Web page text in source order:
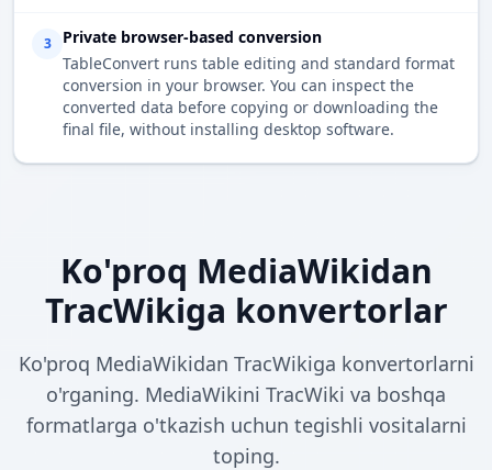
3
Private browser-based conversion
TableConvert runs table editing and standard format
conversion in your browser. You can inspect the
converted data before copying or downloading the
final file, without installing desktop software.
Ko'proq MediaWikidan
TracWikiga konvertorlar
Ko'proq MediaWikidan TracWikiga konvertorlarni
o'rganing. MediaWikini TracWiki va boshqa
formatlarga o'tkazish uchun tegishli vositalarni
toping.